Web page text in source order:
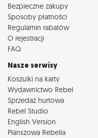
Bezpieczne zakupy
Sposoby płatności
Regulamin rabatów
O rejestracji
FAQ
Nasze serwisy
Koszulki na karty
Wydawnictwo Rebel
Sprzedaż hurtowa
Rebel Studio
English Version
Planszowa Rebelia